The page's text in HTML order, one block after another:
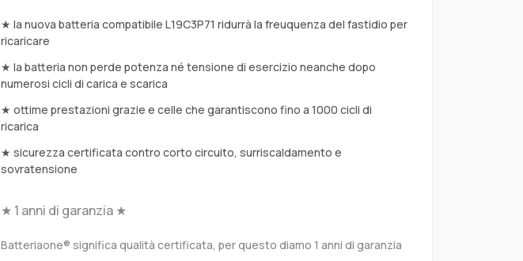
★ la nuova batteria compatibile L19C3P71 ridurrà la freuquenza del fastidio per
ricaricare
★ la batteria non perde potenza né tensione di esercizio neanche dopo
numerosi cicli di carica e scarica
★ ottime prestazioni grazie e celle che garantiscono fino a 1000 cicli di
ricarica
★ sicurezza certificata contro corto circuito, surriscaldamento e
sovratensione
★ 1 anni di garanzia ★
Batteriaone® significa qualità certificata, per questo diamo 1 anni di garanzia